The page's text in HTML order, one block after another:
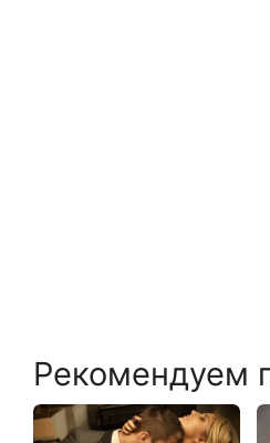
Рекомендуем